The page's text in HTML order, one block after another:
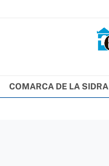
COMARCA DE LA SIDRA